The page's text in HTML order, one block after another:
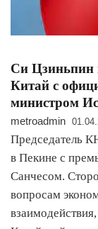
Си Цзиньпин
Китай с
министром
metroadmin
Председатель
в Пекине с
Санчесом.
вопросам